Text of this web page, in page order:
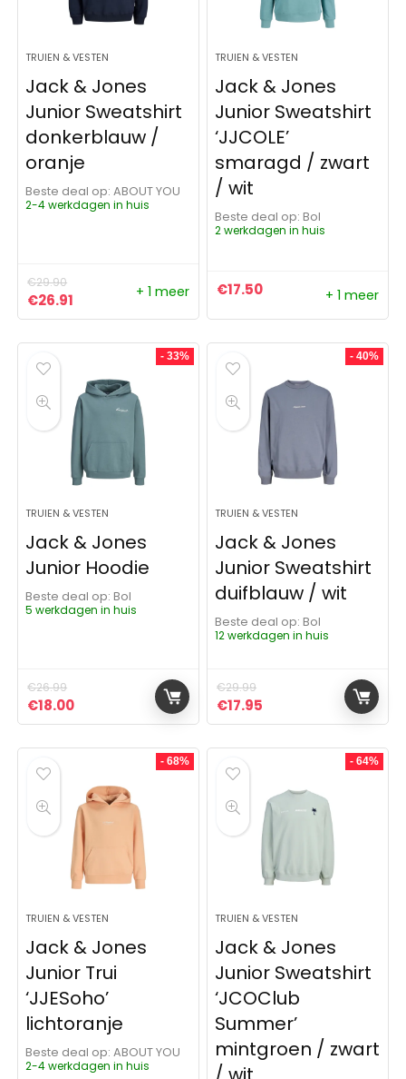
TRUIEN & VESTEN
Jack & Jones
Junior Sweatshirt
donkerblauw /
oranje
Beste deal op:
ABOUT YOU
2-4 werkdagen in huis
€29.90
Oorspronkelijke prijs was: €29.90.
€26.91 Huidige prijs is: €26.91.
+ 1 meer
TRUIEN & VESTEN
Jack & Jones
Junior Sweatshirt
‘JJCOLE’
smaragd / zwart
/ wit
Beste deal op:
Bol
2 werkdagen in huis
€17.50 + 1 meer
- 33%
TRUIEN & VESTEN
Jack & Jones
Junior Hoodie
Beste deal op:
Bol
5 werkdagen in huis
€26.99
Oorspronkelijke prijs was: €26.99.
€18.00Huidige prijs is: €18.00.
- 40%
TRUIEN & VESTEN
Jack & Jones
Junior Sweatshirt
duifblauw / wit
Beste deal op:
Bol
12 werkdagen in huis
€29.99
Oorspronkelijke prijs was:
€17.95 Huidige prijs is:
- 68%
TRUIEN & VESTEN
Jack & Jones
Junior Trui
‘JJESoho’
lichtoranje
Beste deal op:
ABOUT YOU
2-4 werkdagen in huis
- 64%
TRUIEN & VESTEN
Jack & Jones
Junior Sweatshirt
‘JCOClub
Summer’
mintgroen / zwart